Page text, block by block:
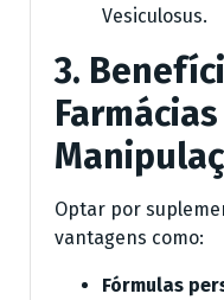
Vesiculosus.
3.
Optar por
vantagens como:
Fórmulas